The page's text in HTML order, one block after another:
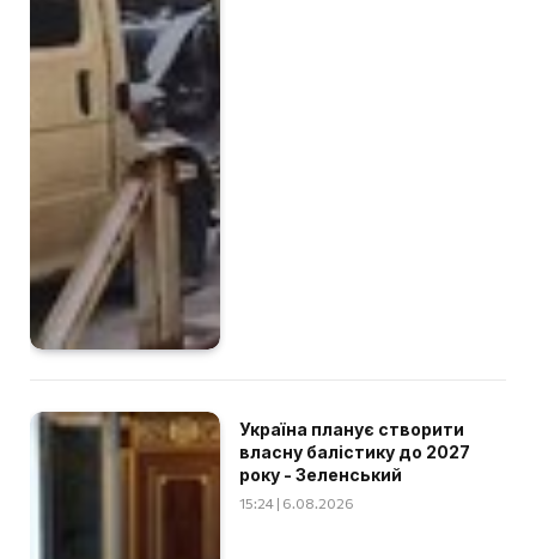
Україна планує створити
власну балістику до 2027
року - Зеленський
15:24 | 6.08.2026